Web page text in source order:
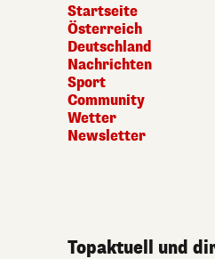
Startseite
Österreich
Deutschland
Nachrichten
Sport
Community
Wetter
Newsletter
Topaktuell und